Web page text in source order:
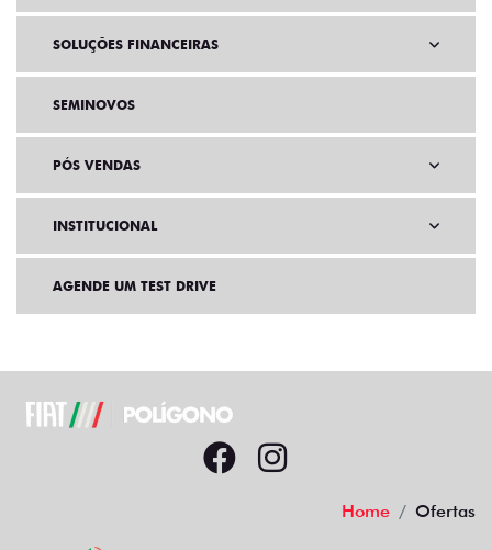
SOLUÇÕES FINANCEIRAS
SEMINOVOS
PÓS VENDAS
INSTITUCIONAL
AGENDE UM TEST DRIVE
Home Ofertas